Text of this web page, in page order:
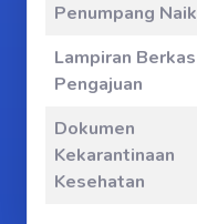
Penumpang Naik
Lampiran Berkas
Pengajuan
Dokumen
Kekarantinaan
Kesehatan